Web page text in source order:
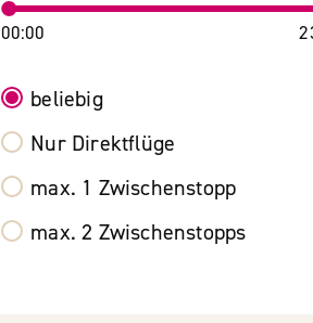
00:00
beliebig
Nur Direktflüge
max. 1 Zwischenstopp
max. 2 Zwischenstopps